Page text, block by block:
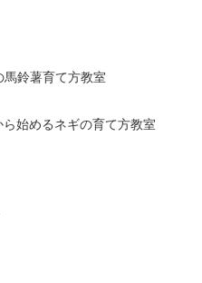
鈴薯育て方教室
始めるネギの育て方教室